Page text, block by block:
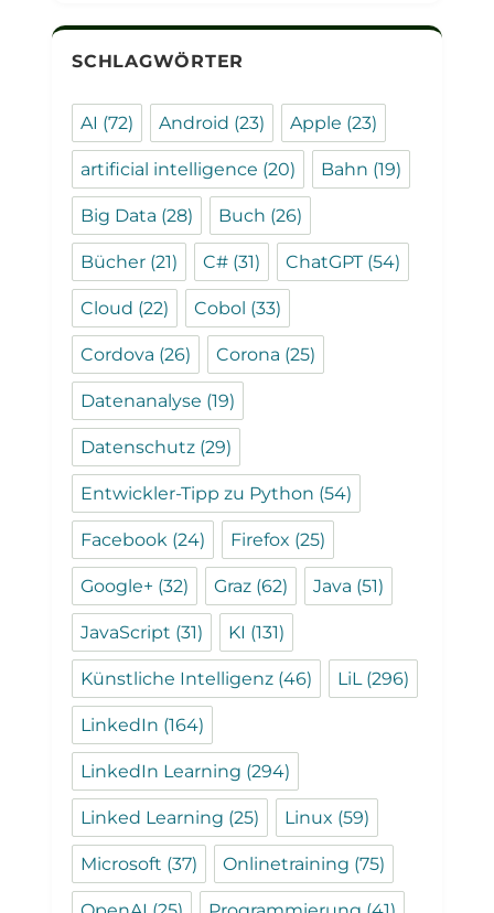
SCHLAGWÖRTER
AI (72) Android (23) Apple (23)
artificial intelligence (20) Bahn (19)
Big Data (28) Buch (26)
Bücher (21) C# (31) ChatGPT(54)
Cloud (22) Cobol (33)
Cordova (26) Corona (25)
Datenanalyse (19)
Datenschutz (29)
Entwickler-Tipp zu Python (54)
Facebook (24) Firefox (25)
Google+ (32) Graz (62) Java (51)
JavaScript (31) KI (131)
Künstliche Intelligenz (46) LiL(296)
LinkedIn (164)
LinkedIn Learning (294)
Linked Learning (25) Linux (59)
Microsoft (37) Onlinetraining (75)